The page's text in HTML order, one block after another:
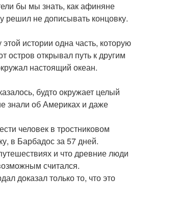
бы мы знать, как афиняне
не дописывать концовку.
истории одна часть, которую
остров открывал путь к другим
настоящий океан.
будто окружает целый
знали об Америках и даже
человек в тростниковом
в Барбадос за 57 дней.
и что древние люди
считался.
доказал только то, что это